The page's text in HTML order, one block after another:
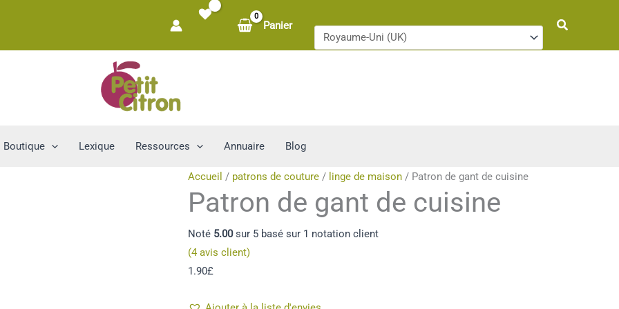
Panier Rechercher
Boutique Lexique Ressources Annuaire Blog
Accueil / patrons de couture / linge de maison / Patron de gant de cuisine
Patron de gant de cuisine
Noté 5.00sur 5 basé sur 1 notation client
(4 avis client)
1.90£